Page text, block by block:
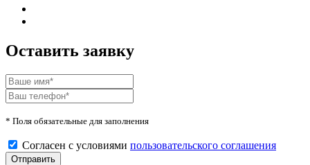
Оставить заявку
* Поля обязательные для заполнения
Согласен с условиями пользовательского соглашения